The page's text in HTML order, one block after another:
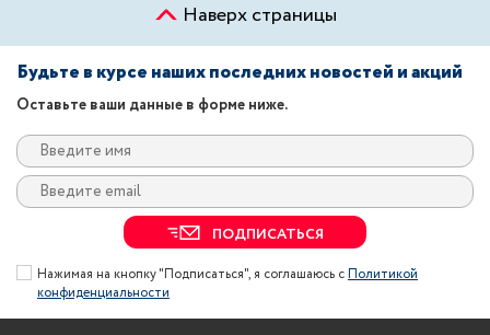
Наверх страницы
Будьте в курсе наших последних новостей и акций
Оставьте ваши данные в форме ниже.
ПОДПИСАТЬСЯ
Нажимая на кнопку "Подписаться", я соглашаюсь сПолитикой
конфиденциальности